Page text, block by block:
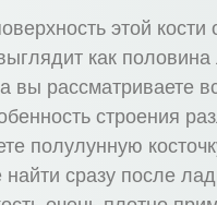
этой
как
вы рассматриваете
строения
полулунную
сразу после